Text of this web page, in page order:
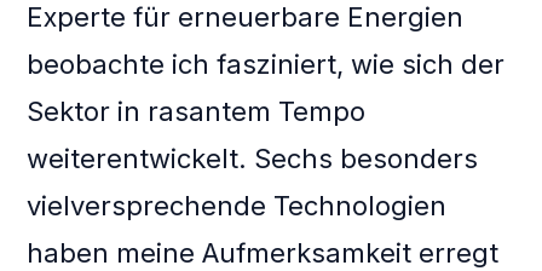
Experte für erneuerbare Energien
beobachte ich fasziniert, wie sich der
Sektor in rasantem Tempo
weiterentwickelt. Sechs besonders
vielversprechende Technologien
haben meine Aufmerksamkeit erregt